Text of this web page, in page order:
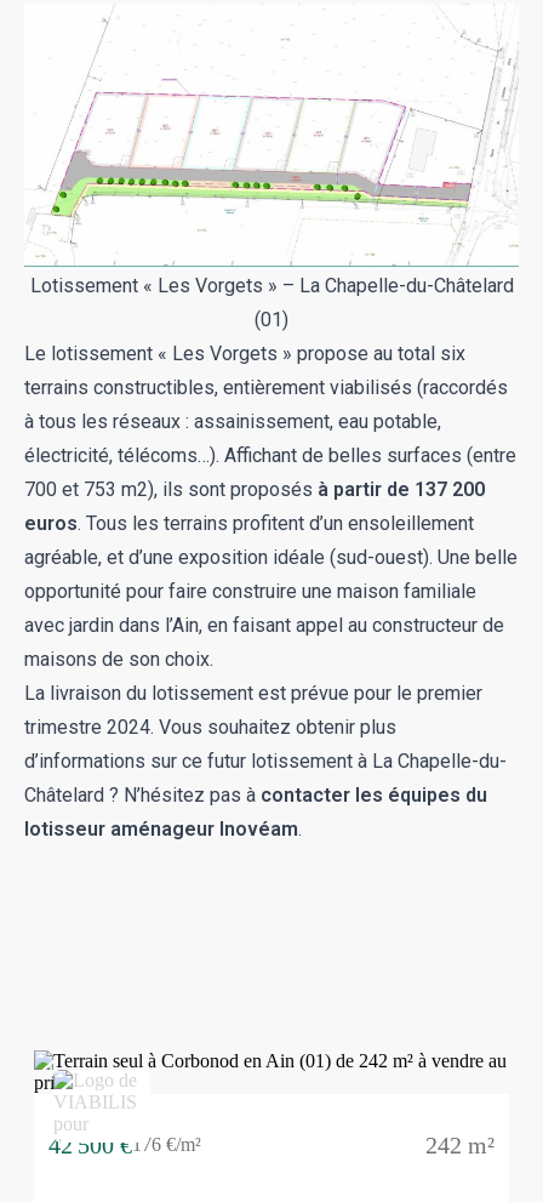
Lotissement « Les Vorgets » – La Chapelle-du-Châtelard
(01)
Le lotissement « Les Vorgets » propose au total six
terrains constructibles, entièrement viabilisés (raccordés
à tous les réseaux : assainissement, eau potable,
électricité, télécoms…). Affichant de belles surfaces (entre
700 et 753 m2), ils sont proposés à partir de 137 200
euros. Tous les terrains profitent d’un ensoleillement
agréable, et d’une exposition idéale (sud-ouest). Une belle
opportunité pour faire construire une maison familiale
avec jardin dans l’Ain, en faisant appel au constructeur de
maisons de son choix.
La livraison du lotissement est prévue pour le premier
trimestre 2024. Vous souhaitez obtenir plus
d’informations sur ce futur lotissement à La Chapelle-du-
Châtelard ? N’hésitez pas à contacter les équipes du
lotisseur aménageur Inovéam.